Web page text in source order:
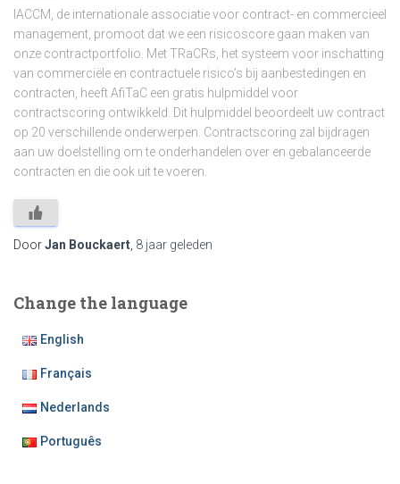
IACCM, de internationale associatie voor contract- en commercieel
management, promoot dat we een risicoscore gaan maken van
onze contractportfolio. Met TRaCRs, het systeem voor inschatting
van commerciële en contractuele risico’s bij aanbestedingen en
contracten, heeft AfiTaC een gratis hulpmiddel voor
contractscoring ontwikkeld. Dit hulpmiddel beoordeelt uw contract
op 20 verschillende onderwerpen. Contractscoring zal bijdragen
aan uw doelstelling om te onderhandelen over en gebalanceerde
contracten en die ook uit te voeren.
DoorJan Bouckaert 8 jaar geleden
Change the language
English
Français
Nederlands
Português